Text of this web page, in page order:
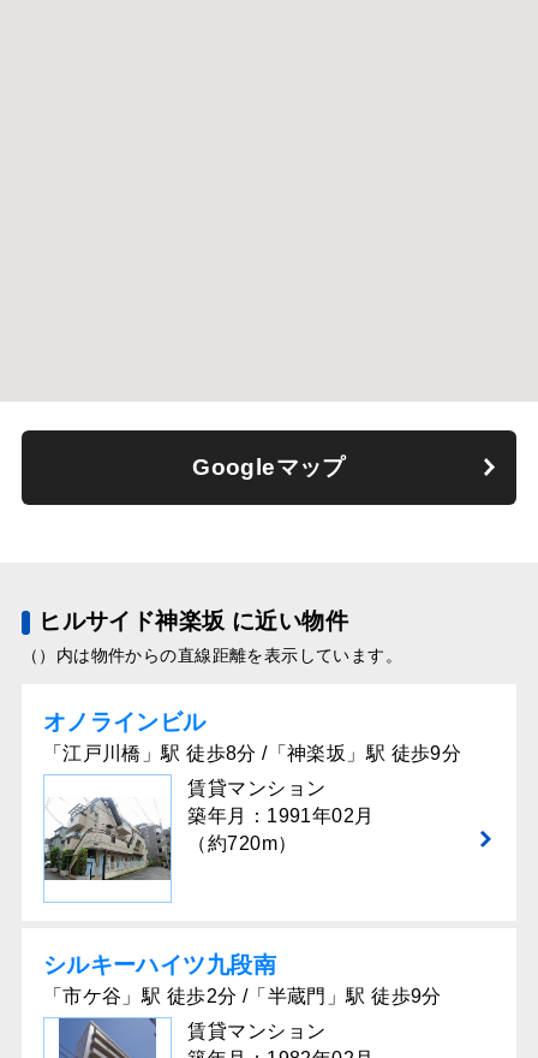
Googleマップ
ヒルサイド神楽坂 に近い物件
（）内は物件からの直線距離を表示しています。
オノラインビル
「江戸川橋」駅 徒歩8分 /「神楽坂」駅 徒歩9分
賃貸マンション
築年月：1991年02月
（約720m）
シルキーハイツ九段南
「市ケ谷」駅 徒歩2分 /「半蔵門」駅 徒歩9分
賃貸マンション